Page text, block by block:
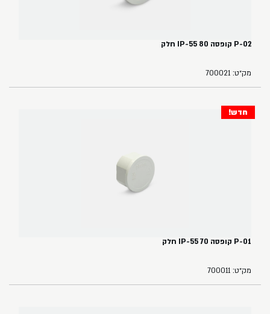
P-02 קופסה 80 IP-55 חלק
מק״ט: 700021
חדש!
P-01 קופסה 70 IP-55 חלק
מק״ט: 700011